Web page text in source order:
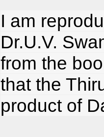
I am
Dr.U.V.
from the
that the
product of